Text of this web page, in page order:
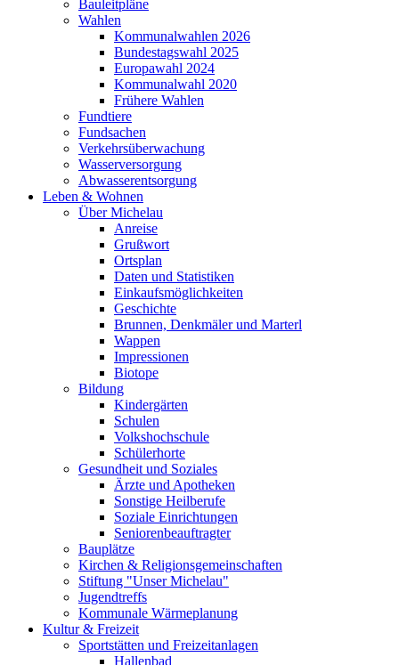
Bauleitpläne
Wahlen
Kommunalwahlen 2026
Bundestagswahl 2025
Europawahl 2024
Kommunalwahl 2020
Frühere Wahlen
Fundtiere
Fundsachen
Verkehrsüberwachung
Wasserversorgung
Abwasserentsorgung
Leben & Wohnen
Über Michelau
Anreise
Grußwort
Ortsplan
Daten und Statistiken
Einkaufsmöglichkeiten
Geschichte
Brunnen, Denkmäler und Marterl
Wappen
Impressionen
Biotope
Bildung
Kindergärten
Schulen
Volkshochschule
Schülerhorte
Gesundheit und Soziales
Ärzte und Apotheken
Sonstige Heilberufe
Soziale Einrichtungen
Seniorenbeauftragter
Bauplätze
Kirchen & Religionsgemeinschaften
Stiftung "Unser Michelau"
Jugendtreffs
Kommunale Wärmeplanung
Kultur & Freizeit
Sportstätten und Freizeitanlagen
Hallenbad